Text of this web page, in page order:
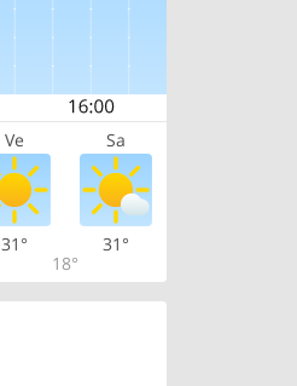
Ve Sa
31°
18°
31°